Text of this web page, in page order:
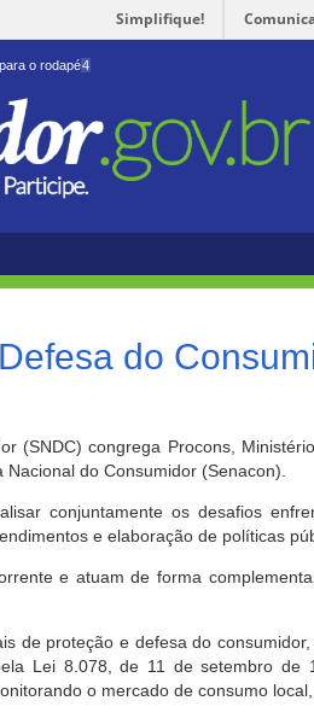
Simplifique!
o rodapé4
do
(SNDC) congrega Procons,
do Consumidor (Senacon).
conjuntamente os desafios
e elaboração de políticas
e atuam de forma
de proteção e defesa do
Lei 8.078, de 11 de setembro
o mercado de consumo